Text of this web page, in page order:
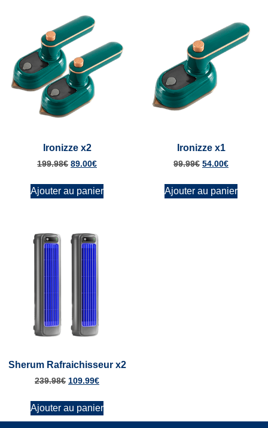
Ironizze x2
199.98€ 89.00€
Ajouter au panier
Ironizze x1
99.99€ 54.00€
Ajouter au panier
Sherum Rafraichisseur x2
239.98€ 109.99€
Ajouter au panier